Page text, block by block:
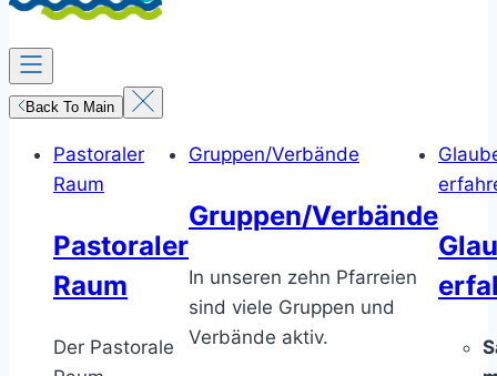
Back To Main
Pastoraler
Raum
Pastoraler
Raum
Der Pastorale
Gruppen/Verbände
Gruppen/Verbände
In unseren zehn Pfarreien
sind viele Gruppen und
Verbände aktiv.